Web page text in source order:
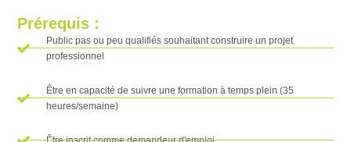
Prérequis :
Public pas ou peu qualifiés souhaitant construire un projet
professionnel
Être en capacité de suivre une formation à temps plein (35
heures/semaine)